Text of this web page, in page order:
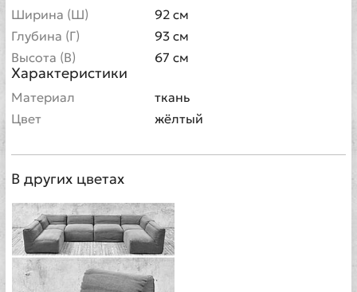
Ширина (Ш)
92 см
Глубина (Г)
93 см
Высота (В)
67 см
Характеристики
Материал
ткань
Цвет
жёлтый
В других цветах